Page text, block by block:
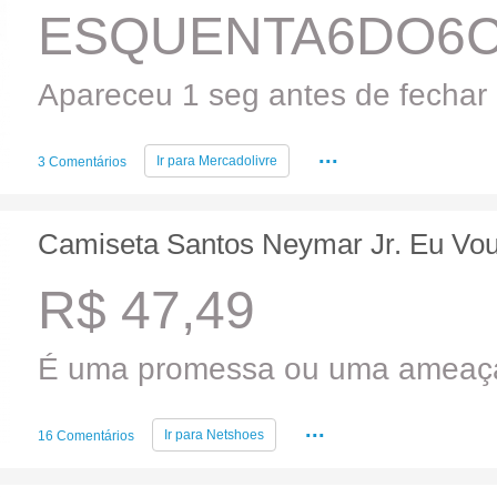
Apareceu 1 seg antes de fechar
3 Comentários Ir para Mercadolivre ...
Camiseta Santos Neymar Jr. Eu
R$ 47,49
É uma promessa ou uma
16 Comentários Ir para Netshoes ...